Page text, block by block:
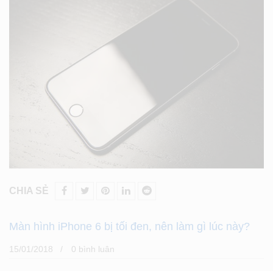
CHIA SẺ
Màn hình iPhone 6 bị tối đen, nên làm gì lúc này?
15/01/2018 0 bình luân